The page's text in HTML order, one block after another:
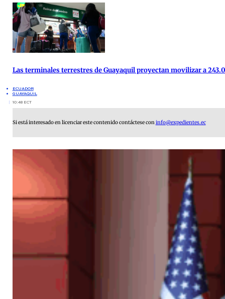
Las terminales terrestres de Guayaquil proyectan movilizar a
ECUADOR
GUAYAQUIL
10:48 ECT
Si está interesado en licenciar este contenido contáctese coninfo@expedientes.ec